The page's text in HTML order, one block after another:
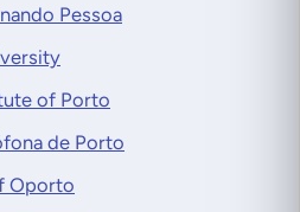
Pessoa
of Porto
de Porto
Oporto